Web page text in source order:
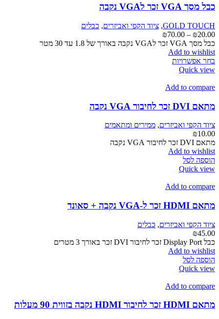
לבחור
את
האפשרויות
בעמוד
המוצר
כבל מסך VGA זכר לVGA נקבה
GOLD TOUCH
, ציוד הקפי ואביזרים, כבלים
₪20.00
–
₪70.00
מחירים:
כבל מסך VGA זכר לVGA נקבה באורך של 1.8 עד 30 מטר
Add to wishlist
בחר אפשרויות
מספר
ניתן
לבחור
את
האפשרויות
בעמוד
המוצר
Quick view
Add to compare
מתאם DVI זכר לחיבור VGA נקבה
ציוד הקפי ואביזרים, ממירים ומתאמים
₪10.00
מתאם DVI זכר לחיבור VGA נקבה
Add to wishlist
הוספה לסל
Quick view
Add to compare
מתאם HDMI זכר ל-VGA נקבה + סאונד
ציוד הקפי ואביזרים, כבלים
₪45.00
כבל Display Port זכר לחיבור DVI זכר באורך 3 מטרים
Add to wishlist
הוספה לסל
Quick view
Add to compare
מתאם HDMI זכר לחיבור HDMI נקבה בזווית 90 מעלות